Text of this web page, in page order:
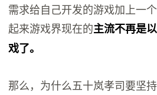
需求给自己开发的游戏加上一
起来游戏界现在的主流不再是
戏了。
那么，为什么五十岚孝司要坚